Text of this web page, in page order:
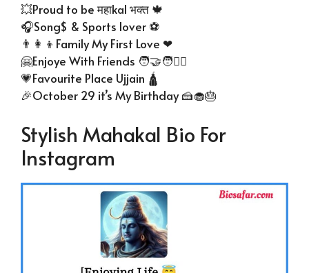
💥Proud to be महाkal भक्त 🍁
🎧Song$ & Sports lover ⚽
👨‍👩‍👦Family My First Love ❤
🤗Enjoye With Friends 🧑‍🤝‍🧑🤼‍♂
💗Favourite Place Ujjain 🛕
🎉October 29 it’s My Birthday 🍰🧁🎂
Stylish Mahakal Bio For
Instagram